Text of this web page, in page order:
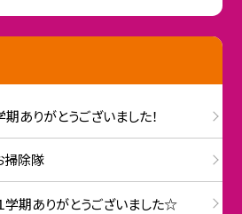
ありがとうございました！
掃除隊
学期ありがとうございました☆